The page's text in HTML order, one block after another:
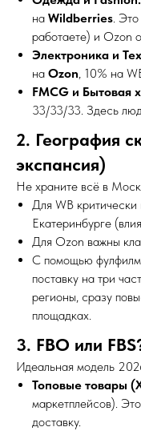
на Wildberries.
работаете) и Ozon
Электроника и
на Ozon, 10% на
FMCG и Бытовая
33/33/33. Здесь
2. География
экспансия)
Не храните всё в
Для WB
Екатеринбурге
Для Ozon важны
С помощью
поставку на три
регионы, сразу
площадках.
3. FBO или
Идеальная модель
Топовые товары
маркетплейсов).
доставку.